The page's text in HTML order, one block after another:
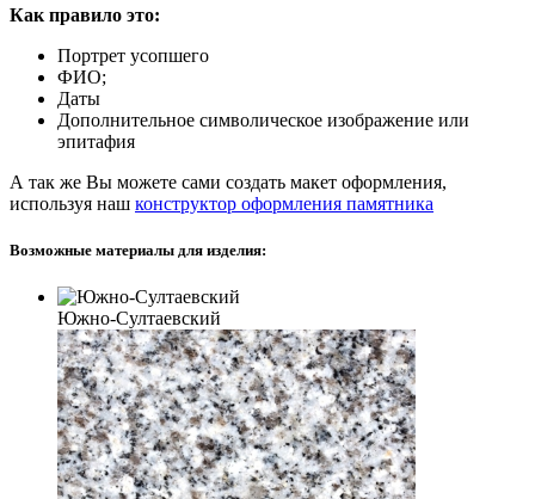
Как правило это:
Портрет усопшего
ФИО;
Даты
Дополнительное символическое изображение или
эпитафия
А так же Вы можете сами создать макет оформления,
используя наш конструктор оформления памятника
Возможные материалы для изделия:
Южно-Султаевский